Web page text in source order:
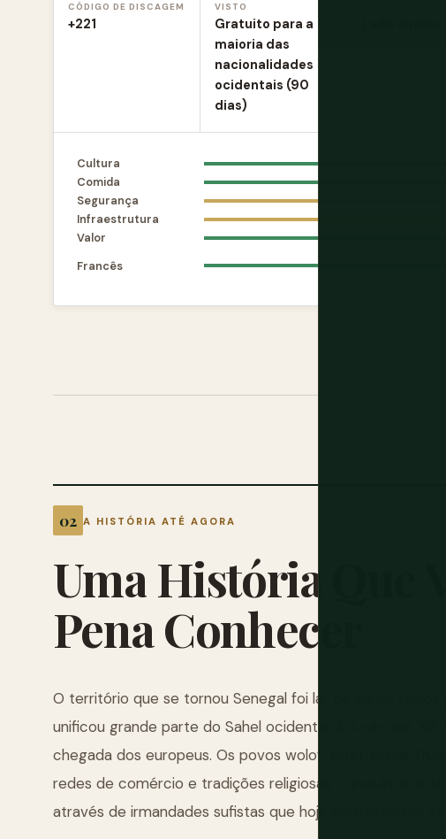
CÓDIGO DE DISCAGEM
+221
VISTO
Gratuito para a
maioria das
nacionalidades
ocidentais (90
dias)
Cultura
Comida
Segurança
Infraestrutura
Valor
Francês
A HISTÓRIA ATÉ AGORA
UmaHistória
PenaConhecer
O território que se tornou Senegal foi lar de vários
unificou grande parte do Sahel ocidental dos séculos
chegada dos europeus. Os povos wolof, serer, pulaar
redes de comércio e tradições religiosas — incluindo o
através de irmandades sufistas que hoje permanecem